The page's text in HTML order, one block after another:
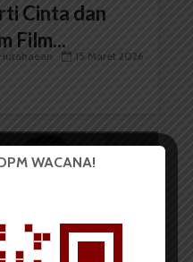
Cinta dan
Film...
15 Maret 2026
WACANA!